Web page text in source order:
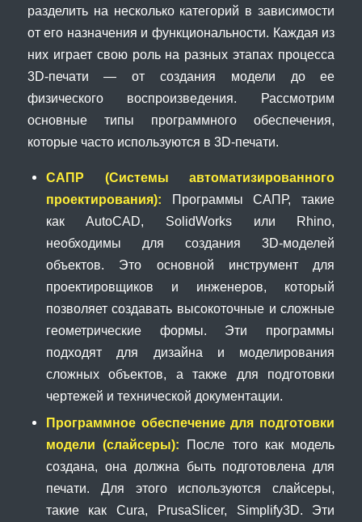
разделить на несколько категорий в зависимости
от его назначения и функциональности. Каждая из
них играет свою роль на разных этапах процесса
3D-печати — от создания модели до ее
физического воспроизведения. Рассмотрим
основные типы программного обеспечения,
которые часто используются в 3D-печати.
САПР (Системы автоматизированного
проектирования): Программы САПР, такие
как AutoCAD, SolidWorks или Rhino,
необходимы для создания 3D-моделей
объектов. Это основной инструмент для
проектировщиков и инженеров, который
позволяет создавать высокоточные и сложные
геометрические формы. Эти программы
подходят для дизайна и моделирования
сложных объектов, а также для подготовки
чертежей и технической документации.
Программное обеспечение для подготовки
модели (слайсеры): После того как модель
создана, она должна быть подготовлена для
печати. Для этого используются слайсеры,
такие как Cura, PrusaSlicer, Simplify3D. Эти